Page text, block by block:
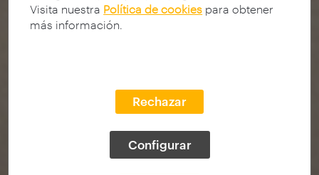
Visita nuestra Política de cookies para obtener
más información.
Rechazar
Configurar